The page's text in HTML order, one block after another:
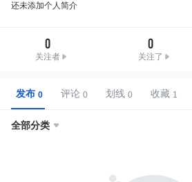
还未添加个人简介
0
关注者
0
关注了
发布 评论 划线 收藏
全部分类 